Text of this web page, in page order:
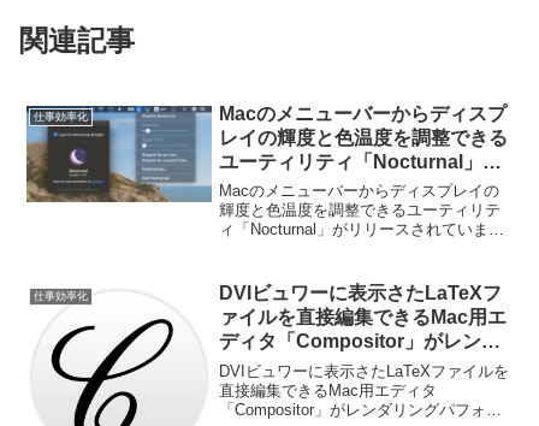
関連記事
仕事効率化
Macのメニューバーからディスプ
レイの輝度と色温度を調整できる
ユーティリティ「Nocturnal」が
リリース。
Macのメニューバーからディスプレイの
輝度と色温度を調整できるユーティリテ
ィ「Nocturnal」がリリースされていま
仕事効率化
DVIビュワーに表示さたLaTeXフ
ァイルを直接編集できるMac用エ
ディタ「Compositor」がレンダ
リングパフォーマンスを大幅に改
善。
DVIビュワーに表示さたLaTeXファイルを
直接編集できるMac用エディタ
「Compositor」がレンダリングパフォー